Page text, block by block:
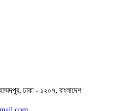
ঢাকা - ১২০৭, বাংলাদেশ